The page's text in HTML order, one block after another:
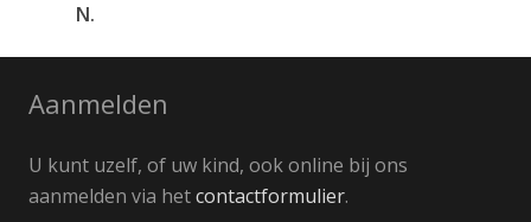
N.
Aanmelden
U kunt uzelf, of uw kind, ook online bij ons
aanmelden via hetcontactformulier.